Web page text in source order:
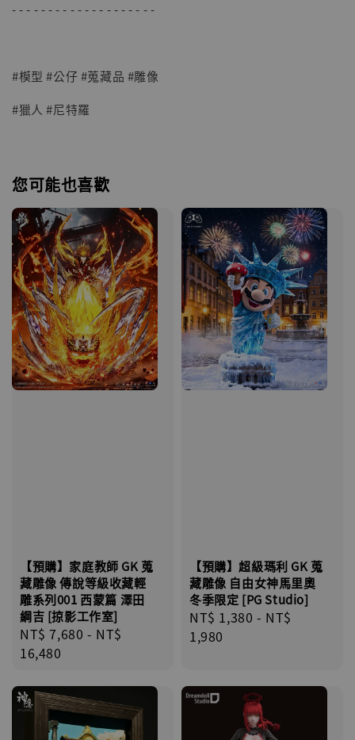
- - - - - - - - - - - - - - - - - - - -
#模型 #公仔 #蒐藏品 #雕像
#獵人 #尼特羅
您可能也喜歡
【預購】家庭教師 GK 蒐
藏雕像 傳說等級收藏輕
雕系列001 西蒙篇 澤田
綱吉 [掠影工作室]
Regular
price
NT$ 7,680 - NT$
16,480
【預購】超級瑪利 GK 蒐
藏雕像 自由女神馬里奧
冬季限定 [PG Studio]
Regular
price
NT$ 1,380 - NT$
1,980